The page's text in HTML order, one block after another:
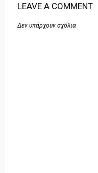
LEAVE A COMMENT
Δεν υπάρχουν σχόλια